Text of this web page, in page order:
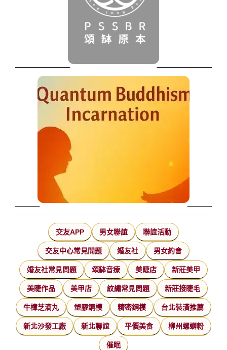
交友APP 男女聯誼 聯誼活動
交友中心常見問題 婚友社 男女約會
婚友社常見問題 頌缽音療 美睫店 新莊美甲
美睫作品 美甲店 紋繡常見問題 新莊接睫毛
牛樟芝滴丸 塑膠鋼模 精密鋼模 台北裝潢推薦
新北沙發工廠 新北聯誼 平價美食 柳州螺螄粉
催眠